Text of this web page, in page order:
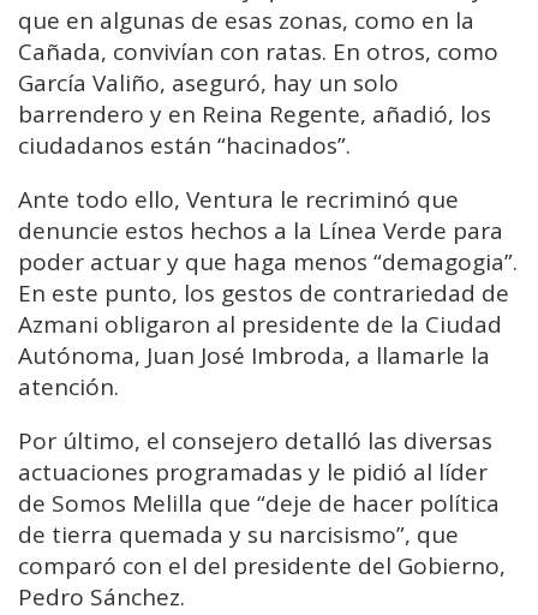
que en algunas de esas zonas, como en la
Cañada, convivían con ratas. En otros, como
García Valiño, aseguró, hay un solo
barrendero y en Reina Regente, añadió, los
ciudadanos están “hacinados”.
Ante todo ello, Ventura le recriminó que
denuncie estos hechos a la Línea Verde para
poder actuar y que haga menos “demagogia”.
En este punto, los gestos de contrariedad de
Azmani obligaron al presidente de la Ciudad
Autónoma, Juan José Imbroda, a llamarle la
atención.
Por último, el consejero detalló las diversas
actuaciones programadas y le pidió al líder
de Somos Melilla que “deje de hacer política
de tierra quemada y su narcisismo”, que
comparó con el del presidente del Gobierno,
Pedro Sánchez.